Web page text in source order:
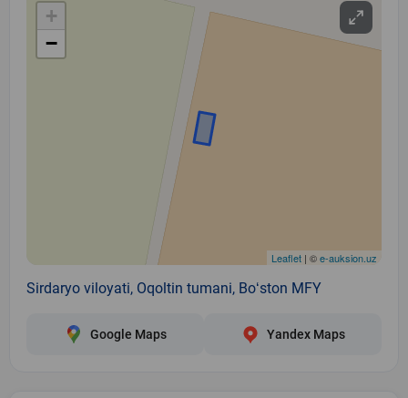
+
−
Leaflet | ©e-auksion.uz
Sirdaryo viloyati, Oqoltin tumani, Boʻston MFY
Google Maps Yandex Maps